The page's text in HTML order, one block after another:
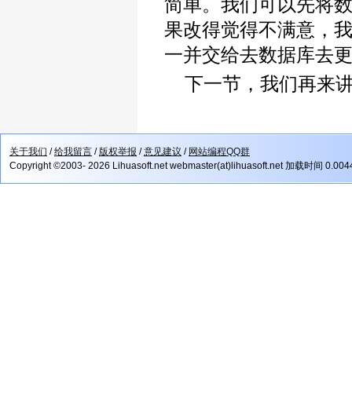
简单。我们可以先将
果改得觉得不满意，
一并交给去数据库去
下一节，我们再来
关于我们 /给我留言 /版权举报 /意见建议 / 网站编程QQ群
Copyright ©2003- 2026 Lihuasoft.net webmaster(at)lihuasoft.net 加载时间